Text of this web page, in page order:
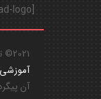
[rev_slider alias="nemad-logo"]
2021© تمامی حقوق این سایت متعلق به
آموزشی
آن